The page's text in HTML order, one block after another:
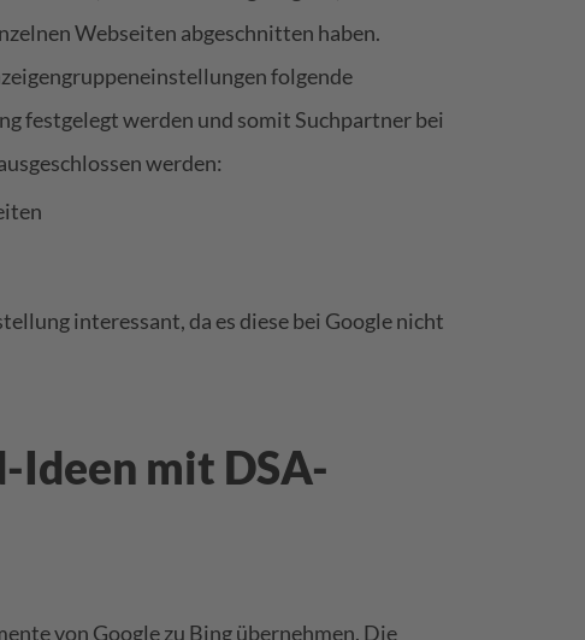
Webseiten abgeschnitten haben.
folgende
festgelegt werden und somit Suchpartner bei
werden:
interessant, da es diese bei Google nicht
Ideen mit DSA-
von Google zu Bing übernehmen. Die